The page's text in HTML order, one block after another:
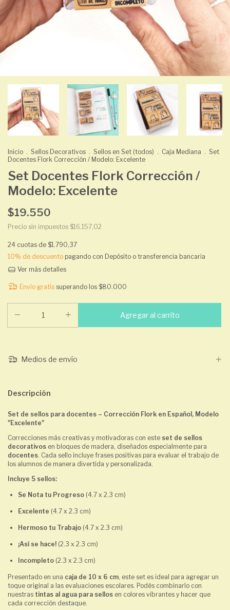
Inicio . Sellos Decorativos . Sellos en Set (todos) . Caja Mediana . Set
Docentes Flork Corrección / Modelo: Excelente
Set Docentes Flork Corrección /
Modelo: Excelente
$19.550
Precio sin impuestos $16.157,02
24 cuotas de $1.790,37
10% de descuento pagando con Depósito o transferencia bancaria
Ver más detalles
Envío gratis superando los $80.000
Medios de envío
Descripción
Set de sellos para docentes – Corrección Flork en Español, Modelo
"Excelente"
Correcciones más creativas y motivadoras con este set de sellos
decorativos en bloques de madera, diseñados especialmente para
docentes. Cada sello incluye frases positivas para evaluar el trabajo de
los alumnos de manera divertida y personalizada.
Incluye 5 sellos:
Se Nota tu Progreso (4.7 x 2.3 cm)
Excelente (4.7 x 2.3 cm)
Hermoso tu Trabajo (4.7 x 2.3 cm)
¡Así se hace! (2.3 x 2.3 cm)
Incompleto (2.3 x 2.3 cm)
Presentado en una caja de 10 x 6 cm, este set es ideal para agregar un
toque original a las evaluaciones escolares. Podés combinarlo con
nuestras tintas al agua para sellos en colores vibrantes y hacer que
cada corrección destaque.